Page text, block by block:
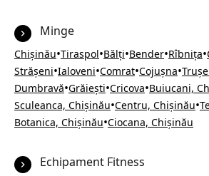
Minge
Chișinău•Tiraspol•Bălți•Bender•Rîbnița•
Strășeni•Ialoveni•Comrat•Cojușna•
Dumbravă•Grăiești•Cricova•Buiucani,
Sculeanca, Chișinău•Centru, Chișinău•
Botanica, Chișinău•Ciocana, Chișinău
Echipament Fitness